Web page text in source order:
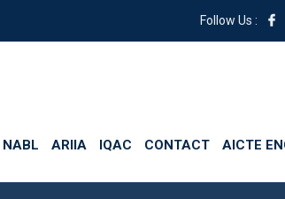
Follow Us :
NABL ARIIA IQAC CONTACT AICTE